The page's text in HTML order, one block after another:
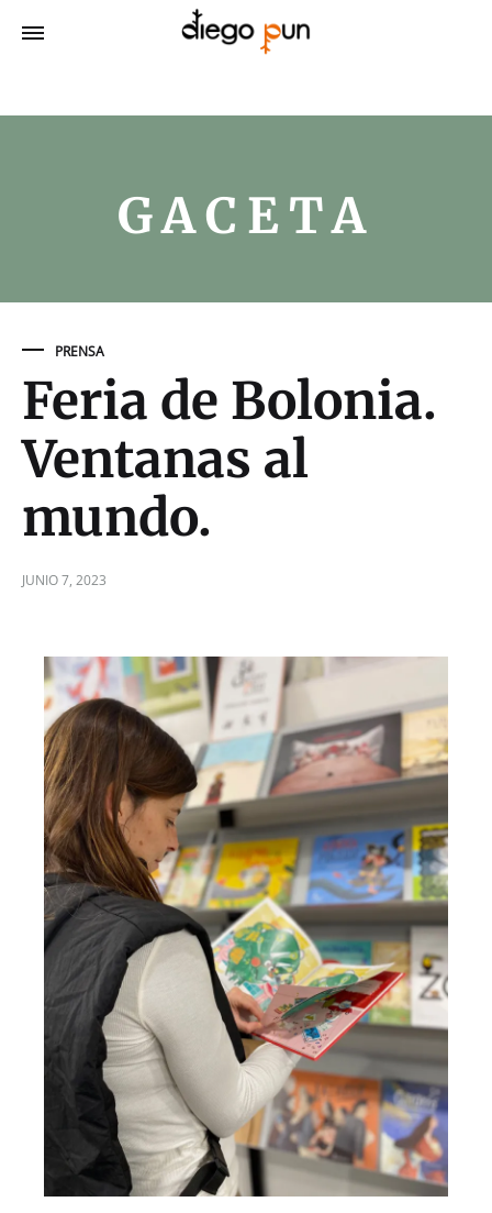
GACETA
PRENSA
Feria de Bolonia.
Ventanas al
mundo.
JUNIO 7, 2023